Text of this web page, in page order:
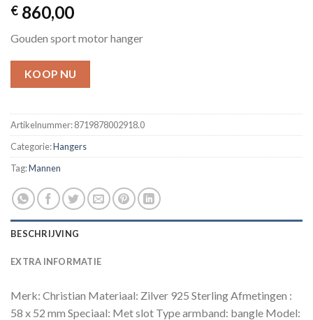
€ 860,00
Gouden sport motor hanger
KOOP NU
Artikelnummer:8719878002918.0
Categorie:Hangers
Tag:Mannen
BESCHRIJVING
EXTRA INFORMATIE
Merk: Christian Materiaal: Zilver 925 Sterling Afmetingen :
58 x 52 mm Speciaal: Met slot Type armband: bangle Model: